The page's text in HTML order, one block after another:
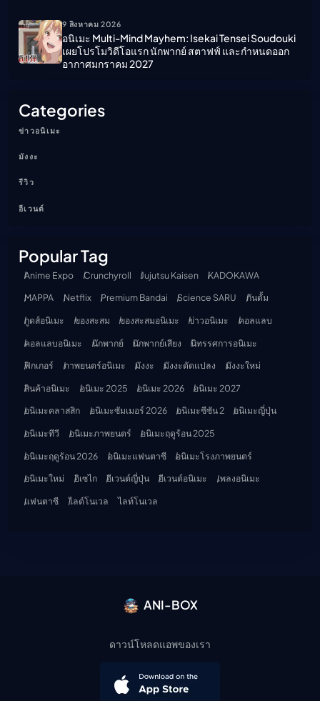
9 สิงหาคม 2026
อนิเมะ Multi-Mind Mayhem: Isekai Tensei Soudouki
เผยโปรโมวิดีโอแรก นักพากย์ สตาฟฟ์ และกำหนดออก
อากาศมกราคม 2027
Categories
ข่าวอนิเมะ
มังงะ
รีวิว
อีเวนต์
Popular Tag
Anime Expo Crunchyroll Jujutsu Kaisen
KADOKAWA
MAPPA
Netflix Premium Bandai Science SARU
กันดั้ม
กูดส์อนิเมะ
ของสะสม ของสะสมอนิเมะ ข่าวอนิเมะ
คอลแลบ
คอลแลบอนิเมะ
นักพากย์ นักพากย์เสียง
นิทรรศการอนิเมะ
ฟิกเกอร์
ภาพยนตร์อนิเมะ มังงะ มังงะดัดแปลง
มังงะใหม่
สินค้าอนิเมะ
อนิเมะ 2025 อนิเมะ 2026
อนิเมะ 2027
อนิเมะคลาสสิก
อนิเมะซัมเมอร์ 2026 อนิเมะซีซัน 2
อนิเมะญี่ปุ่น
อนิเมะทีวี
อนิเมะภาพยนตร์
อนิเมะฤดูร้อน 2025
อนิเมะฤดูร้อน 2026
อนิเมะแฟนตาซี
อนิเมะโรงภาพยนตร์
อนิเมะใหม่
อิเซไก อีเวนต์ญี่ปุ่น อีเวนต์อนิเมะ
เพลงอนิเมะ
แฟนตาซี
ไลต์โนเวล ไลท์โนเวล
ANI-BOX
ดาวน์โหลดแอพของเรา